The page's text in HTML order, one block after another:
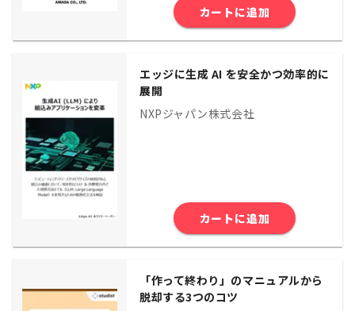
カートに追加
エッジに生成 AI を安全かつ効率的に
展開
NXPジャパン株式会社
カートに追加
「作って終わり」のマニュアルから
脱却する3つのコツ